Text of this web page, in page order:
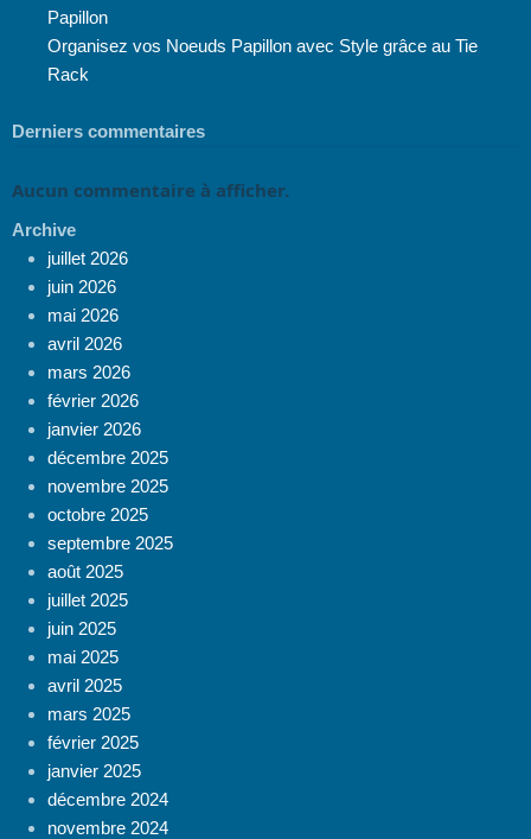
Papillon
Organisez vos Noeuds Papillon avec Style grâce au Tie
Rack
Derniers commentaires
Aucun commentaire à afficher.
Archive
juillet 2026
juin 2026
mai 2026
avril 2026
mars 2026
février 2026
janvier 2026
décembre 2025
novembre 2025
octobre 2025
septembre 2025
août 2025
juillet 2025
juin 2025
mai 2025
avril 2025
mars 2025
février 2025
janvier 2025
décembre 2024
novembre 2024